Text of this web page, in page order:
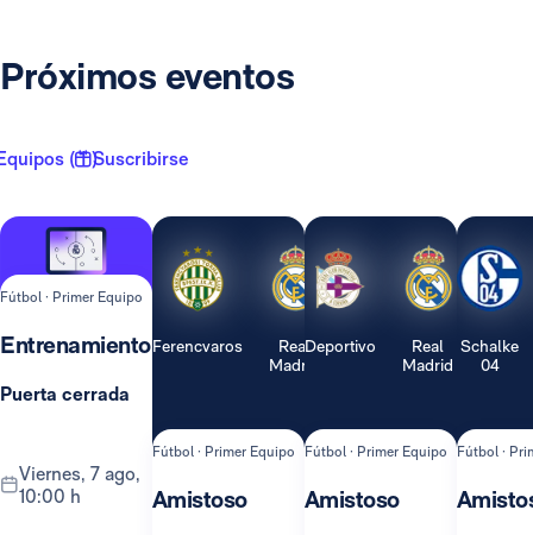
Próximos eventos
( 1 )Suscribirse
Fútbol · Primer Equipo
Entrenamiento
Puerta cerrada
viernes, 7 ago,
10:00 h
Ferencvaros
Real
Madrid
Fútbol · Primer Equipo
Amistoso
Deportivo
Real
Madrid
Fútbol · Primer Equipo
Amistoso
Schalke
04
Fútbol ·